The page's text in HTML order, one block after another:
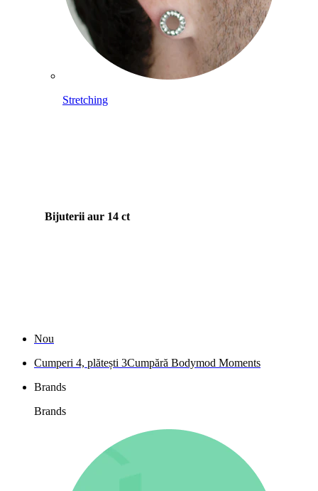
Stretching
Bijuterii aur 14 ct
Nou
Cumperi 4, plătești 3Cumpără Bodymod Moments
Brands
Brands